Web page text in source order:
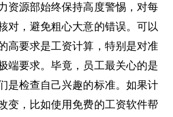
资源部始终保持高度警惕，对每
对，避免粗心大意的错误。可以
高要求是工资计算，特别是对准
端要求。毕竟，员工最关心的是
是检查自己兴趣的标准。如果计
变，比如使用免费的工资软件帮